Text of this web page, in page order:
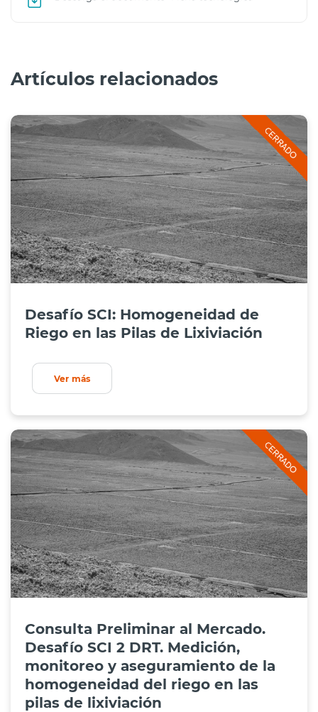
Artículos relacionados
Desafío SCI: Homogeneidad de
Riego en las Pilas de Lixiviación
Ver más
Consulta Preliminar al Mercado.
Desafío SCI 2 DRT. Medición,
monitoreo y aseguramiento de la
homogeneidad del riego en las
pilas de lixiviación